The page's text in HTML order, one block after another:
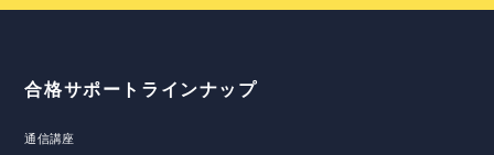
合格サポートラインナップ
通信講座